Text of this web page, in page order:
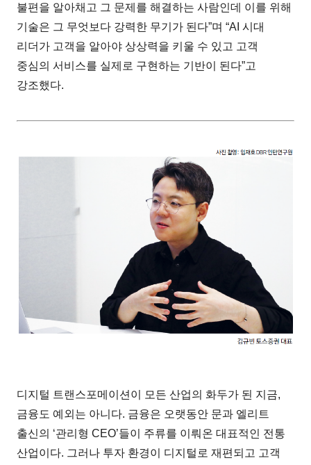
불편을 알아채고 그 문제를 해결하는 사람인데 이를 위해
기술은 그 무엇보다 강력한 무기가 된다”며 “AI 시대
리더가 고객을 알아야 상상력을 키울 수 있고 고객
중심의 서비스를 실제로 구현하는 기반이 된다”고
강조했다.
디지털 트랜스포메이션이 모든 산업의 화두가 된 지금,
금융도 예외는 아니다. 금융은 오랫동안 문과 엘리트
출신의 ‘관리형 CEO’들이 주류를 이뤄온 대표적인 전통
산업이다. 그러나 투자 환경이 디지털로 재편되고 고객